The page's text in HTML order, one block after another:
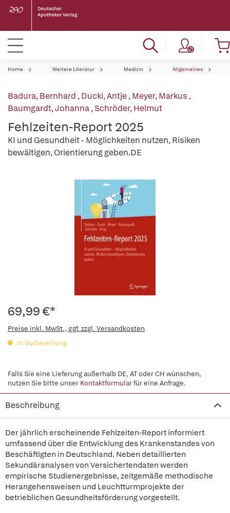
Home Weitere Literatur Medizin Allgemeines
Badura, Bernhard ,Ducki, Antje,Meyer, Markus ,
Baumgardt, Johanna,Schröder, Helmut
Fehlzeiten-Report 2025
KI und Gesundheit - Möglichkeiten nutzen, Risiken
bewältigen, Orientierung geben.DE
69,99 €*
Preise inkl. MwSt., ggf. zzgl. Versandkosten
in Vorbereitung
Falls Sie eine Lieferung außerhalb DE, AT oder CH wünschen,
nutzen Sie bitte unser Kontaktformularfür eine Anfrage.
Beschreibung
Der jährlich erscheinende Fehlzeiten-Report informiert
umfassend über die Entwicklung des Krankenstandes von
Beschäftigten in Deutschland. Neben detaillierten
Sekundäranalysen von Versichertendaten werden
empirische Studienergebnisse, zeitgemäße methodische
Herangehensweisen und Leuchtturmprojekte der
betrieblichen Gesundheitsförderung vorgestellt.